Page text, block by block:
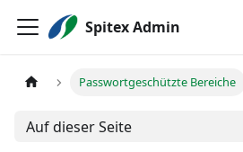
Spitex Admin
Passwortgeschützte Bereiche
Auf dieser Seite